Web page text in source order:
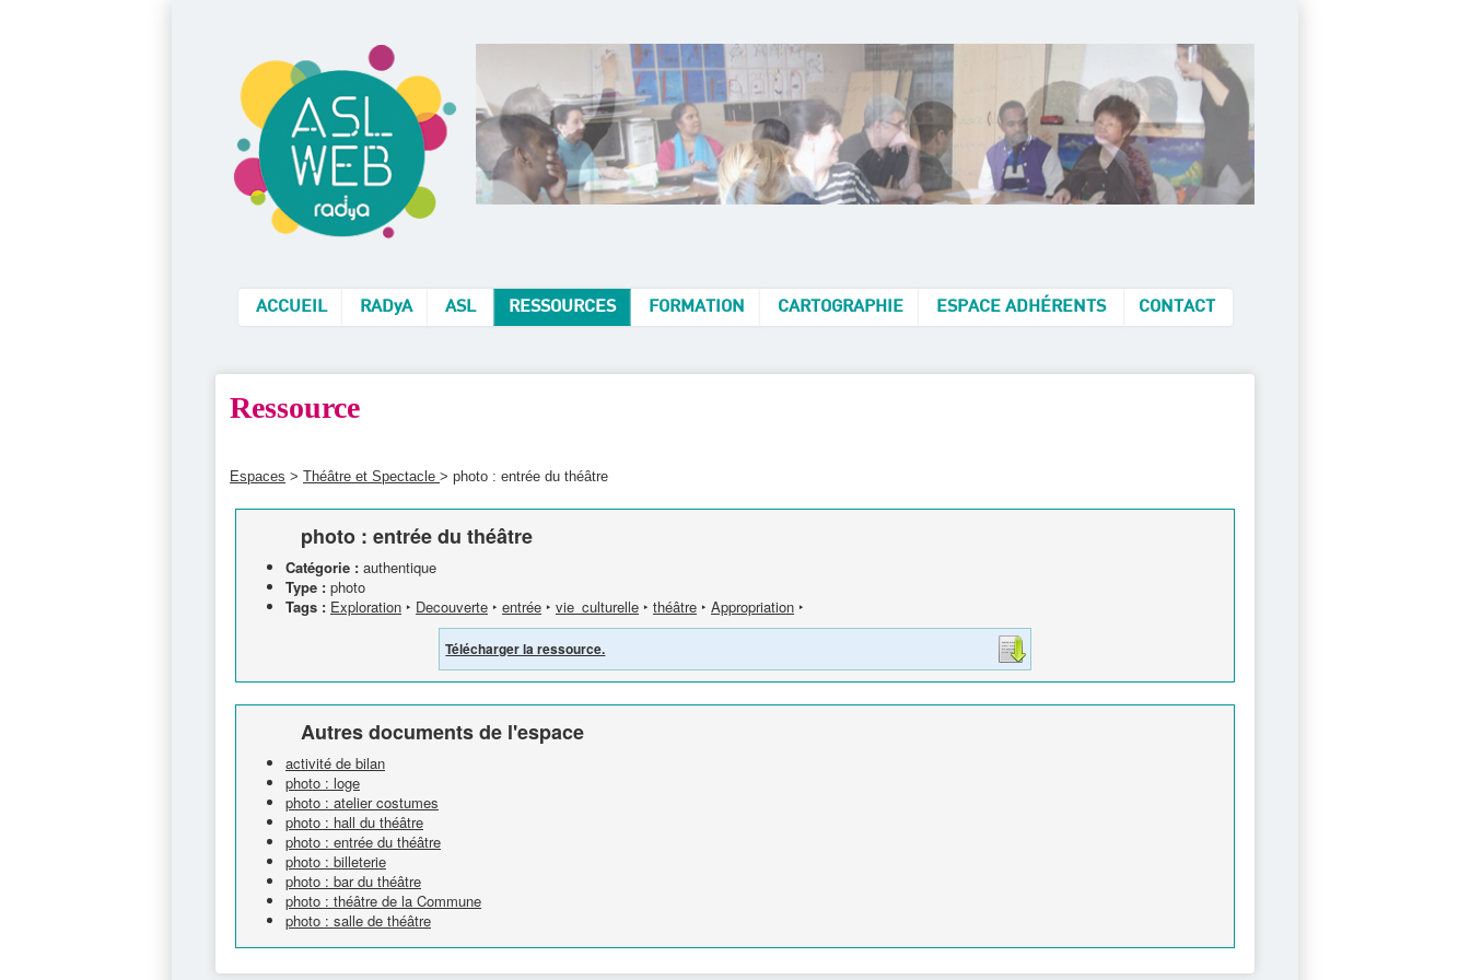
ACCUEIL RADyA ASL RESSOURCES FORMATION CARTOGRAPHIE ESPACE ADHÉRENTS CONTACT
Ressource
Espaces > Théâtre et Spectacle > photo : entrée du théâtre
photo : entrée du théâtre
Catégorie : authentique
Type : photo
Tags : Exploration ‣ Decouverte ‣ entrée ‣ vie_culturelle ‣ théâtre ‣ Appropriation ‣
Télécharger la ressource.
Autres documents de l'espace
activité de bilan
photo : loge
photo : atelier costumes
photo : hall du théâtre
photo : entrée du théâtre
photo : billeterie
photo : bar du théâtre
photo : théâtre de la Commune
photo : salle de théâtre